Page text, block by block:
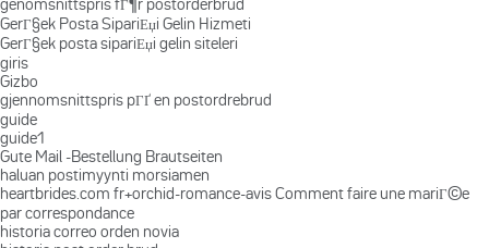
genomsnittspris fГ¶r postorderbrud
GerГ§ek Posta SipariЕџi Gelin Hizmeti
GerГ§ek posta sipariЕџi gelin siteleri
giris
Gizbo
gjennomsnittspris pГҐ en postordrebrud
guide
guide1
Gute Mail -Bestellung Brautseiten
haluan postimyynti morsiamen
heartbrides.com fr+orchid-romance-avis Comment faire une mariГ©e
par correspondance
historia correo orden novia